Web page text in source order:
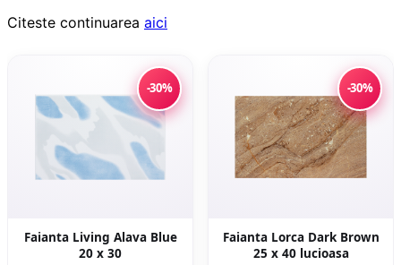
Citeste continuarea aici
-30%
Faianta Living Alava Blue
20 x 30
-30%
Faianta Lorca Dark Brown
25 x 40 lucioasa